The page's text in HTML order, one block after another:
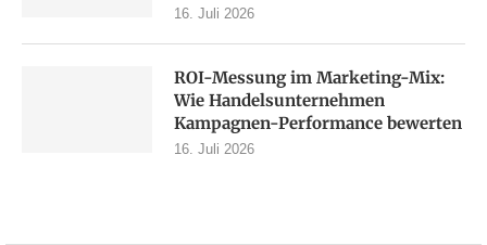
16. Juli 2026
ROI-Messung im Marketing-Mix:
Wie Handelsunternehmen
Kampagnen-Performance bewerten
16. Juli 2026